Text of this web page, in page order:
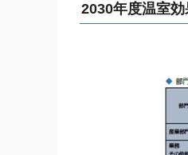
2030年度温室